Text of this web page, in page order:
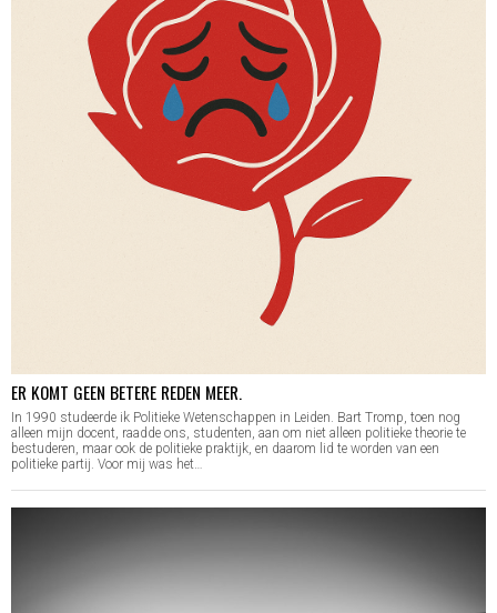
ER KOMT GEEN BETERE REDEN MEER.
In 1990 studeerde ik Politieke Wetenschappen in Leiden. Bart Tromp, toen nog
alleen mijn docent, raadde ons, studenten, aan om niet alleen politieke theorie te
bestuderen, maar ook de politieke praktijk, en daarom lid te worden van een
politieke partij. Voor mij was het…